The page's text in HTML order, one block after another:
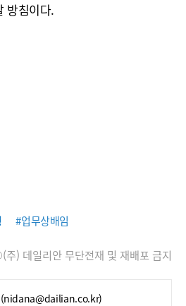
방침이다.
#업무상배임
주) 데일리안 무단전재 및 재배포 금지
(nidana@dailian.co.kr)